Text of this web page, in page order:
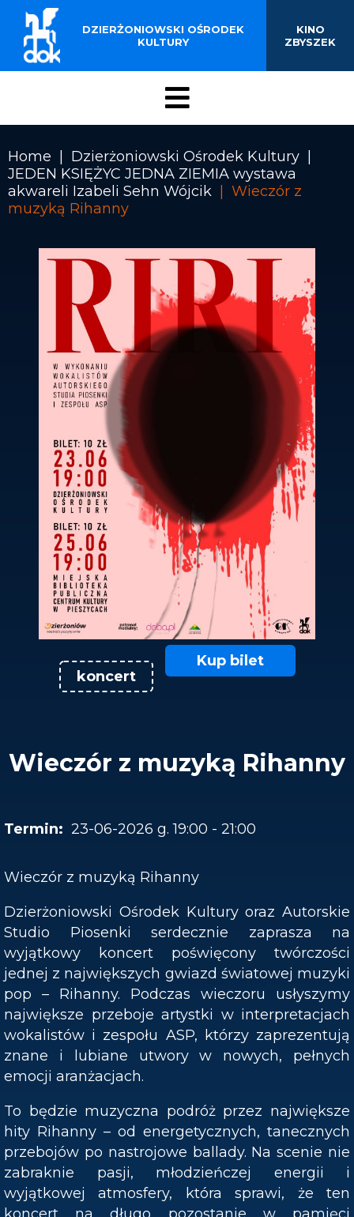
Przejdź
treści
Menu
DOK
BUDYNKU KINOTEATRU
„ZBYSZEK” W
DZIERŻONIOWIE
DZIERŻONIOWSKI OŚRODEK
KULTURY
KINO
ZBYSZEK
Ścieżka
nawigacyjna
Home
Dzierżoniowski Ośrodek Kultury
JEDEN KSIĘŻYC JEDNA ZIEMIA wystawa
akwareli Izabeli Sehn Wójcik
Wieczór z
muzyką Rihanny
koncert
Kup bilet
Wieczór z muzyką Rihanny
23-06-2026 g. 19:00 - 21:00
Wieczór z muzyką Rihanny
Dzierżoniowski Ośrodek Kultury oraz Autorskie
Studio Piosenki serdecznie zaprasza na
wyjątkowy koncert poświęcony twórczości
jednej z największych gwiazd światowej muzyki
pop – Rihanny. Podczas wieczoru usłyszymy
największe przeboje artystki w interpretacjach
wokalistów i zespołu ASP, którzy zaprezentują
znane i lubiane utwory w nowych, pełnych
emocji aranżacjach.
To będzie muzyczna podróż przez największe
hity Rihanny – od energetycznych, tanecznych
przebojów po nastrojowe ballady. Na scenie nie
zabraknie pasji, młodzieńczej energii i
wyjątkowej atmosfery, która sprawi, że ten